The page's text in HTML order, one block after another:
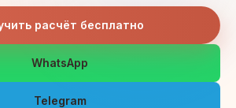
расчёт бесплатно
WhatsApp
Telegram